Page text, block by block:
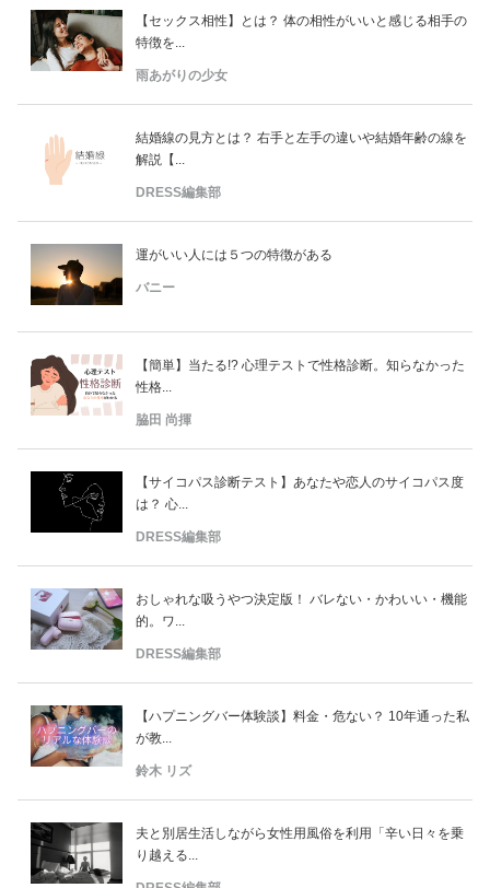
【セックス相性】とは？ 体の相性がいいと感じる相手の
特徴を...
雨あがりの少女
結婚線の見方とは？ 右手と左手の違いや結婚年齢の線を
解説【...
DRESS編集部
運がいい人には５つの特徴がある
バニー
【簡単】当たる!? 心理テストで性格診断。知らなかった
性格...
脇田 尚揮
【サイコパス診断テスト】あなたや恋人のサイコパス度
は？ 心...
DRESS編集部
おしゃれな吸うやつ決定版！ バレない・かわいい・機能
的。ワ...
DRESS編集部
【ハプニングバー体験談】料金・危ない？ 10年通った私
が教...
鈴木 リズ
夫と別居生活しながら女性用風俗を利用「辛い日々を乗
り越える...